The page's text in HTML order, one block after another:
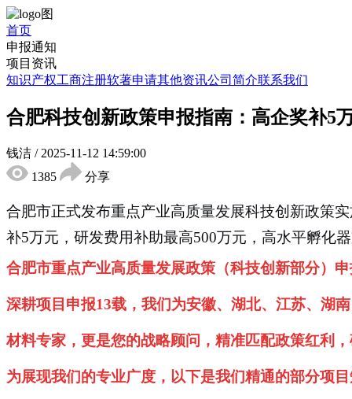
首页
申报通知
项目资讯
知识产权工商注册软著申请其他资讯公司简介联系我们
合肥科技创新政策申报指南：高企奖补5
钱洁 / 2025-11-12 14:59:00
1385
分享
合肥市正式发布重点产业高质量发展科技创新政策
补5万元，研发费用补助最高500万元，高水平孵化
合肥市重点产业高质量发展政策（科技创新部分）
深耕项目申报13载，我们为安徽、湖北、江苏、湖
材料专家，更是您的战略顾问，精准匹配政策红利
为展现我们的专业广度，以下是我们精通的部分项